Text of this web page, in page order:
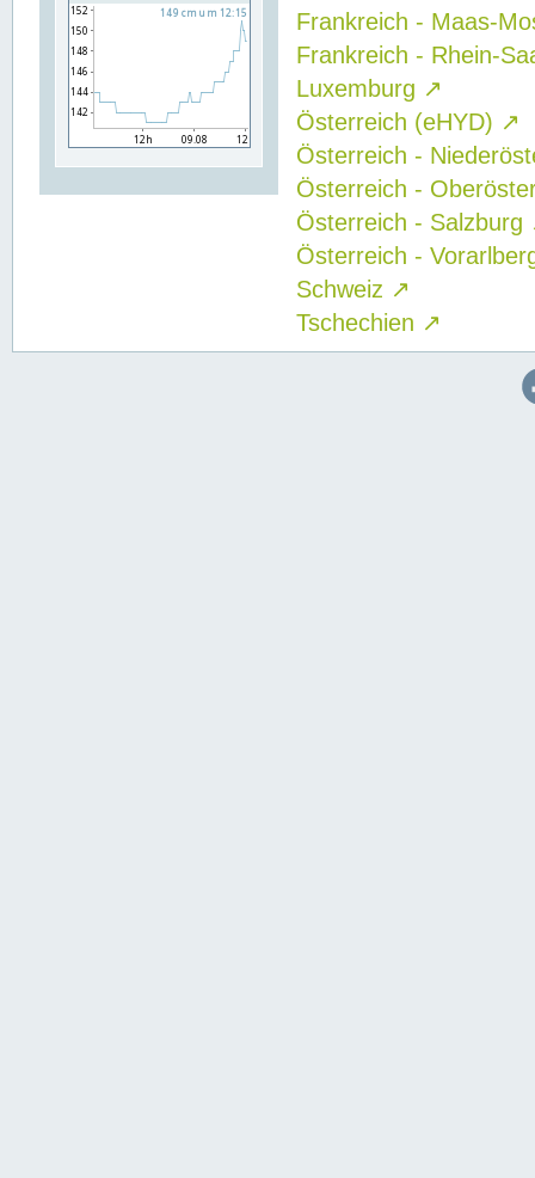
Frankreich - Maas-
Frankreich - Rhein-
Luxemburg ↗
Österreich (eHYD) ↗
Österreich -
Österreich -
Österreich - Salzburg
Österreich -
Schweiz ↗
Tschechien ↗